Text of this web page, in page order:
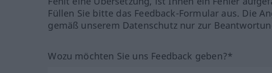
Füllen Sie bitte das Feedback-Formular aus. Die
gemäß unserem Datenschutz nur zur
Wozu möchten Sie uns Feedback geben?*